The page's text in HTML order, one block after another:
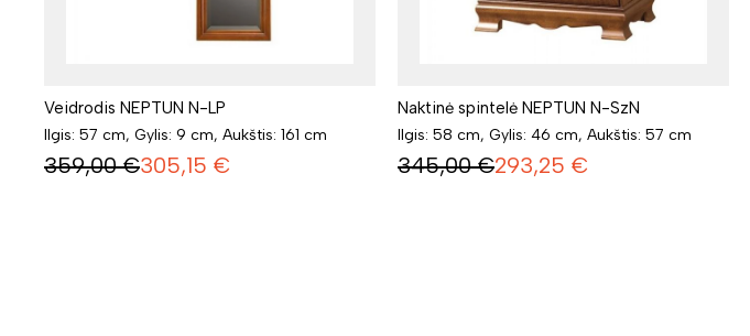
Veidrodis NEPTUN N-LP
Ilgis: 57 cm, Gylis: 9 cm, Aukštis: 161 cm
359,00 €305,15 €
Naktinė spintelė NEPTUN N-SzN
Ilgis: 58 cm, Gylis: 46 cm, Aukštis: 57 cm
345,00 €293,25 €